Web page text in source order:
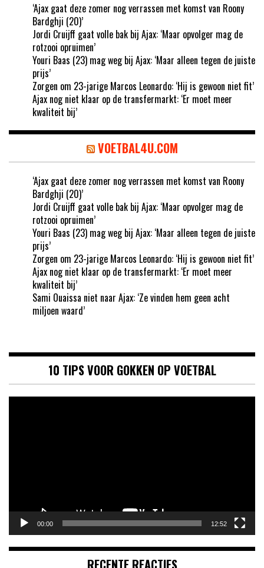
‘Ajax gaat deze zomer nog verrassen met komst van Roony
Bardghji (20)’
Jordi Cruijff gaat volle bak bij Ajax: ‘Maar opvolger mag de
rotzooi opruimen’
Youri Baas (23) mag weg bij Ajax: ‘Maar alleen tegen de juiste
prijs’
Zorgen om 23-jarige Marcos Leonardo: ‘Hij is gewoon niet fit’
Ajax nog niet klaar op de transfermarkt: ‘Er moet meer
kwaliteit bij’
VOETBAL4U.COM
‘Ajax gaat deze zomer nog verrassen met komst van Roony
Bardghji (20)’
Jordi Cruijff gaat volle bak bij Ajax: ‘Maar opvolger mag de
rotzooi opruimen’
Youri Baas (23) mag weg bij Ajax: ‘Maar alleen tegen de juiste
prijs’
Zorgen om 23-jarige Marcos Leonardo: ‘Hij is gewoon niet fit’
Ajax nog niet klaar op de transfermarkt: ‘Er moet meer
kwaliteit bij’
Sami Ouaissa niet naar Ajax: ‘Ze vinden hem geen acht
miljoen waard’
10 TIPS VOOR GOKKEN OP VOETBAL
00:00 12:52
RECENTE REACTIES